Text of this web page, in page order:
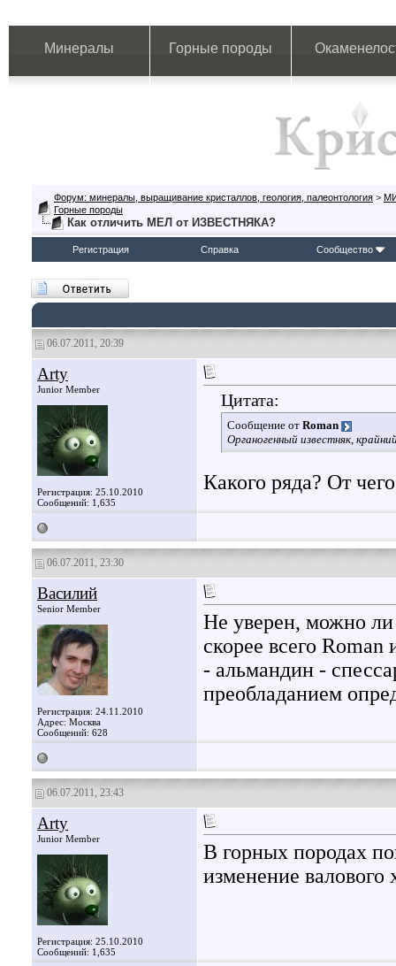
Минералы Горные породы
Форум: минералы, выращивание кристаллов, геология, палеонтология >
Горные породы
Как отличить МЕЛ от ИЗВЕСТНЯКА?
Регистрация Справка Сообщество
06.07.2011, 20:39
Arty
Junior Member
Регистрация: 25.10.2010
Сообщений: 1,635
Цитата:
Сообщение от Roman
Органогенный известняк,
Какого ряда? От
06.07.2011, 23:30
Василий
Senior Member
Регистрация: 24.11.2010
Адрес: Москва
Сообщений: 628
Не уверен, можно
скорее всего
- альмандин -
преобладанием
06.07.2011, 23:43
Arty
Junior Member
Регистрация: 25.10.2010
Сообщений: 1,635
В горных породах
изменение валового